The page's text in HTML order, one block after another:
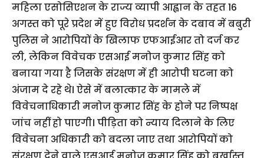
महिला एसोसिएशन के राज्य व्यापी आह्वान के तहत 16
अगस्त को पूरे प्रदेश में हुए विरोध प्रदर्शन के दबाव में बबुरी
पुलिस ने आरोपियों के खिलाफ एफआईआर तो दर्ज कर
ली, लेकिन विवेचक एसआई मनोज कुमार सिंह को
बनाया गया है जिसके संरक्षण में ही आरोपी घटना को
अंजाम दे रहे थे। ऐसे में बलात्कार के मामले में
विवेचनाधिकारी मनोज कुमार सिंह के होने पर निष्पक्ष
जांच नहीं हो पाएगी। पीड़िता को न्याय दिलाने के लिए
विवेचना अधिकारी को बदला जाए तथा आरोपियों को